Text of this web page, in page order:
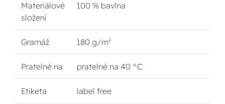
Materiálové
složení
100 % bavlna
Gramáž 180 g/m²
Pratelné na pratelné na 40 °C
Etiketa label free